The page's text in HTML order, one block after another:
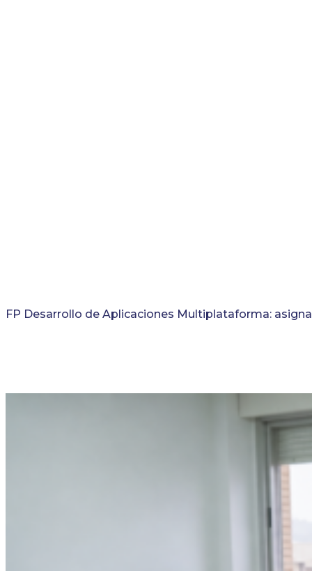
FP Desarrollo de Aplicaciones Multiplataforma: